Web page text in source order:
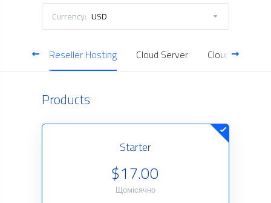
Currency: USD
Reseller Hosting Cloud Server Cloud Backup
Products
Starter
$17.00
Щомісячно